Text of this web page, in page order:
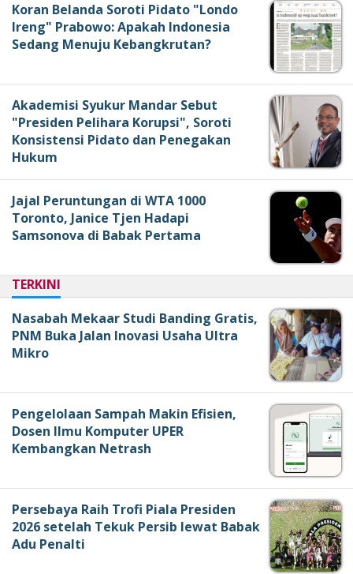
Koran Belanda Soroti Pidato "Londo
Ireng" Prabowo: Apakah Indonesia
Sedang Menuju Kebangkrutan?
Akademisi Syukur Mandar Sebut
"Presiden Pelihara Korupsi", Soroti
Konsistensi Pidato dan Penegakan
Hukum
Jajal Peruntungan di WTA 1000
Toronto, Janice Tjen Hadapi
Samsonova di Babak Pertama
TERKINI
Nasabah Mekaar Studi Banding Gratis,
PNM Buka Jalan Inovasi Usaha Ultra
Mikro
Pengelolaan Sampah Makin Efisien,
Dosen Ilmu Komputer UPER
Kembangkan Netrash
Persebaya Raih Trofi Piala Presiden
2026 setelah Tekuk Persib lewat Babak
Adu Penalti